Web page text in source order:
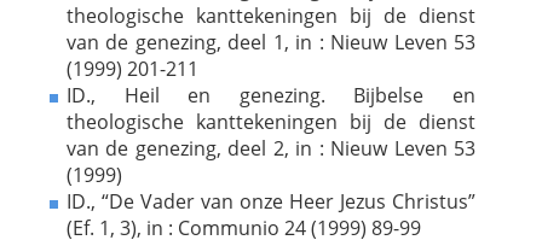
theologische kanttekeningen bij de dienst
van de genezing, deel 1, in : Nieuw Leven 53
(1999) 201-211
ID., Heil en genezing. Bijbelse en
theologische kanttekeningen bij de dienst
van de genezing, deel 2, in : Nieuw Leven 53
(1999)
ID., “De Vader van onze Heer Jezus Christus”
(Ef. 1, 3), in : Communio 24 (1999) 89-99